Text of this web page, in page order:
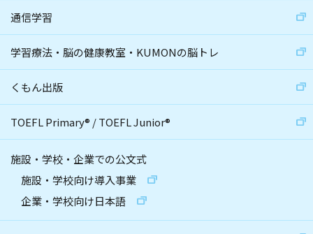
通信学習
学習療法・脳の健康教室・KUMONの脳トレ
くもん出版
TOEFL Primary® /TOEFL Junior®
施設・学校・企業での公文式
施設・学校向け導入事業
企業・学校向け日本語